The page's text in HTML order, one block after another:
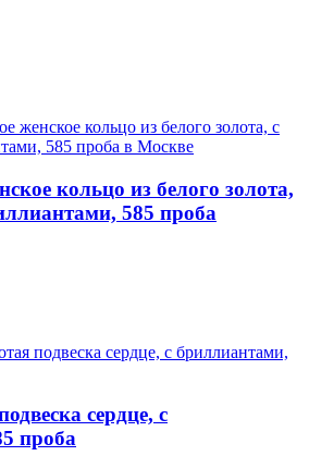
кольцо из белого золота,
585 проба
сердце, с
проба